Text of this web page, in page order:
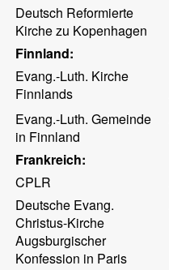
Deutsch Reformierte
Kirche zu Kopenhagen
Finnland:
Evang.-Luth. Kirche
Finnlands
Evang.-Luth. Gemeinde
in Finnland
Frankreich:
CPLR
Deutsche Evang.
Christus-Kirche
Augsburgischer
Konfession in Paris